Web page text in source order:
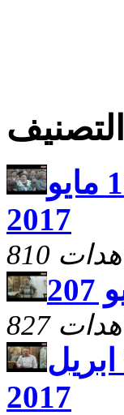
اجتماع اولاد الله مع ابونا يؤانس كمال 12 مايو
2017
اجتماع اولاد الله لابونا يؤانس كمال 7 ابريل
2017